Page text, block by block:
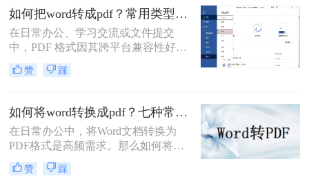
档编辑工具，我们经常需要将其编辑
好的文档转换为PDF。无论是为了提
交作业、发送简历，还是发布报告，
一个高质量的PDF转换至关重要。
如何把word转成pdf？常用类型方法解析！
在日常办公、学习交流或文件提交
中，PDF 格式因其跨平台兼容性好、
格式不易被随意修改、体积相对可
控、安全性较高等特点，成为文件分
Word (.docx 或 .doc) 则是我们最常使
用的文档编辑工具。因此，将 Word
文档高效、准确地转换为 PDF 就成了
必备技能。
赞 踩
如何将word转换成pdf？七种常用方法深度解析！
在日常办公中，将Word文档转换为
PDF格式是高频需求。那么如何将
word转换成pdf呢？本文综合七种主流
转换方式，助您根据实际需求选择最
赞 踩